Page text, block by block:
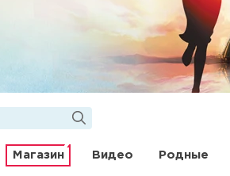
Магазин Видео Родные